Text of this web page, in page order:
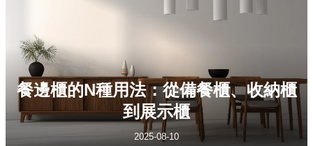
餐邊櫃的N種用法：從備餐櫃、收納櫃
到展示櫃
2025-08-10